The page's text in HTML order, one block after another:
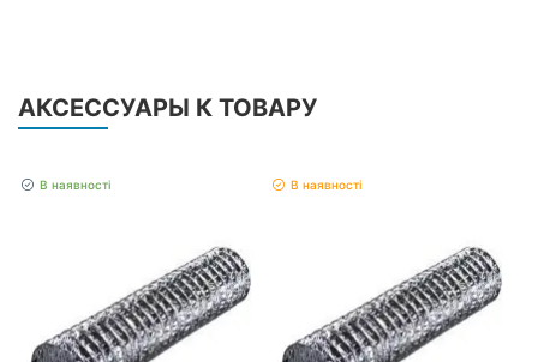
АКСЕССУАРЫ К ТОВАРУ
В наявності В наявності